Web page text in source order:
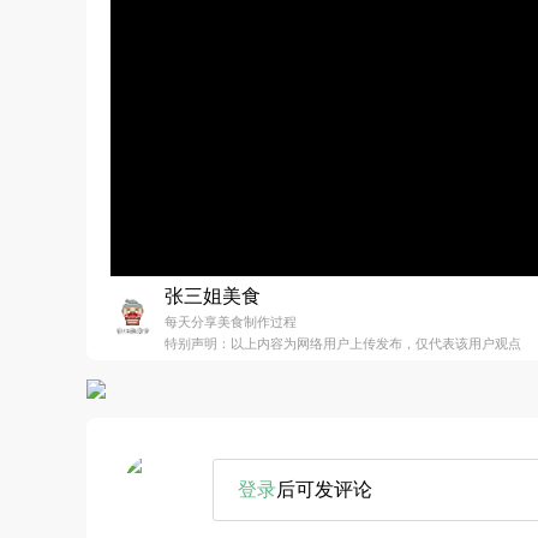
张三姐美食
每天分享美食制作过程
特别声明：以上内容为网络用户上传发布，仅代表该用户观点
登录后可发评论